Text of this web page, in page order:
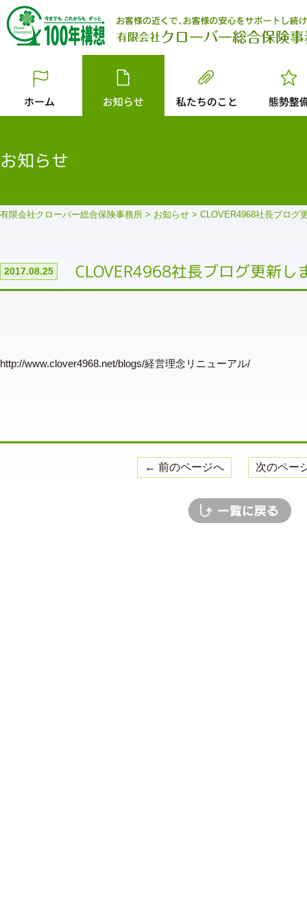
お知らせ
有限会社クローバー総合保険事務所 > お知らせ > CLOVER4968社長ブログ
CLOVER4968社長ブログ更新し
2017.08.25
http://www.clover4968.net/blogs/経営理念リニューアル/
← 前のページへ 次のペー